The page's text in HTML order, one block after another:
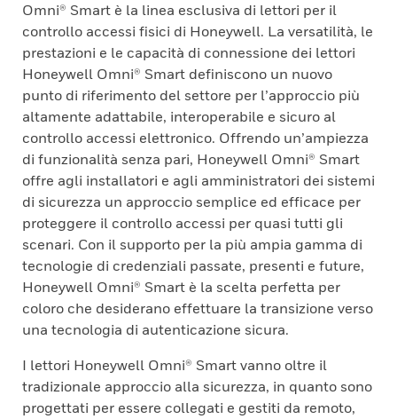
Omni® Smart è la linea esclusiva di lettori per il
controllo accessi fisici di Honeywell. La versatilità, le
prestazioni e le capacità di connessione dei lettori
Honeywell Omni® Smart definiscono un nuovo
punto di riferimento del settore per l’approccio più
altamente adattabile, interoperabile e sicuro al
controllo accessi elettronico. Offrendo un’ampiezza
di funzionalità senza pari, Honeywell Omni® Smart
offre agli installatori e agli amministratori dei sistemi
di sicurezza un approccio semplice ed efficace per
proteggere il controllo accessi per quasi tutti gli
scenari. Con il supporto per la più ampia gamma di
tecnologie di credenziali passate, presenti e future,
Honeywell Omni® Smart è la scelta perfetta per
coloro che desiderano effettuare la transizione verso
una tecnologia di autenticazione sicura.
I lettori Honeywell Omni® Smart vanno oltre il
tradizionale approccio alla sicurezza, in quanto sono
progettati per essere collegati e gestiti da remoto,